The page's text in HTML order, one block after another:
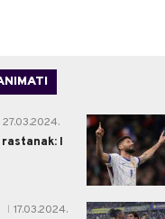
27.03.2024.
I
17.03.2024.